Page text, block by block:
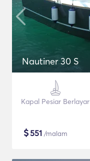
Nautiner 30 S
Kapal Pesiar Berlayar
$551 /malam